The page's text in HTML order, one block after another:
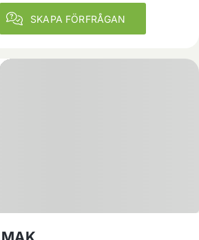
SKAPA FÖRFRÅGAN